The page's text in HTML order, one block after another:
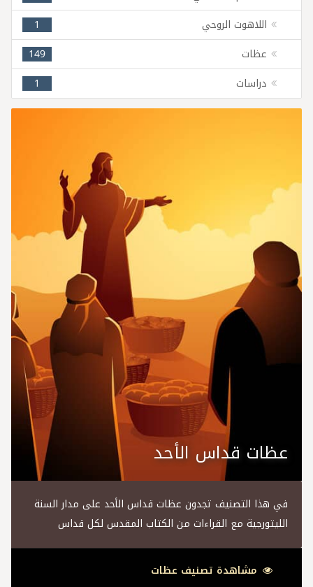
اللاهوت الروحي
1
عظات
149
دراسات
1
عظات قداس الأحد
في هذا التصنيف تجدون عظات قداس الأحد على مدار السنة
الليتورجية مع القراءات من الكتاب المقدس لكل قداس